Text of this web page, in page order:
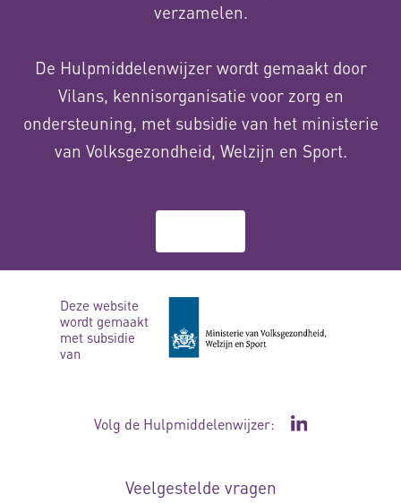
verzamelen.
De Hulpmiddelenwijzer wordt gemaakt door
Vilans, kennisorganisatie voor zorg en
ondersteuning, met subsidie van het ministerie
van Volksgezondheid, Welzijn en Sport.
Deze website
wordt gemaakt
met subsidie
van
Volg de Hulpmiddelenwijzer: Ga naar de
Veelgestelde vragen